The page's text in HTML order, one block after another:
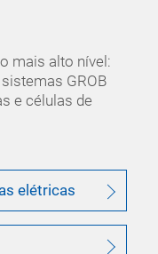
mais alto nível:
GROB
e células de
elétricas